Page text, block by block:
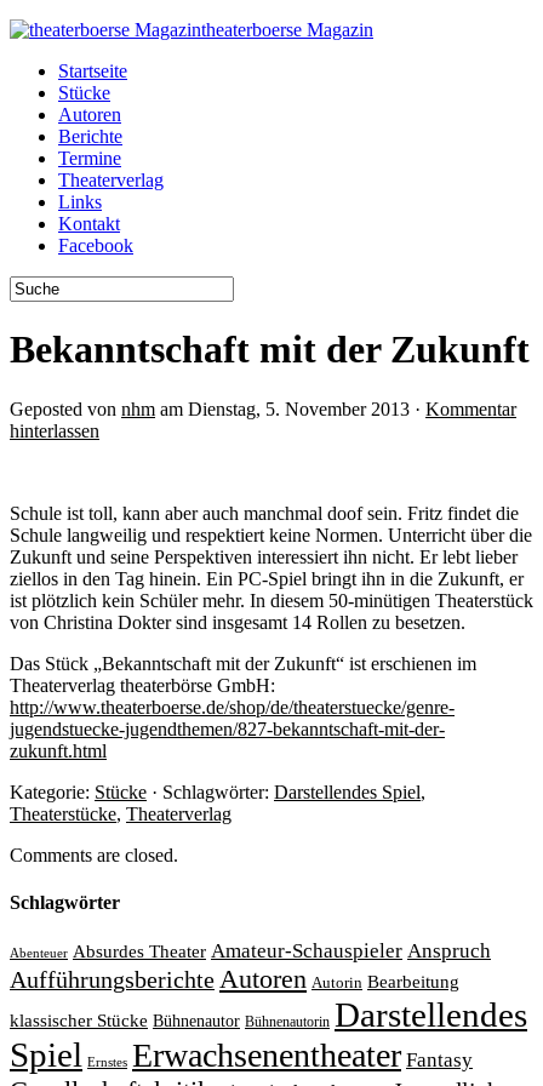
theaterboerse Magazin
Startseite
Stücke
Autoren
Berichte
Termine
Theaterverlag
Links
Kontakt
Facebook
Bekanntschaft mit der Zukunft
Geposted von nhm am Dienstag, 5. November 2013 · Kommentar
hinterlassen
Schule ist toll, kann aber auch manchmal doof sein. Fritz findet die
Schule langweilig und respektiert keine Normen. Unterricht über die
Zukunft und seine Perspektiven interessiert ihn nicht. Er lebt lieber
ziellos in den Tag hinein. Ein PC-Spiel bringt ihn in die Zukunft, er
ist plötzlich kein Schüler mehr. In diesem 50-minütigen Theaterstück
von Christina Dokter sind insgesamt 14 Rollen zu besetzen.
Das Stück „Bekanntschaft mit der Zukunft“ ist erschienen im
Theaterverlag theaterbörse GmbH:
http://www.theaterboerse.de/shop/de/theaterstuecke/genre-
jugendstuecke-jugendthemen/827-bekanntschaft-mit-der-
zukunft.html
Kategorie: Stücke · Schlagwörter: Darstellendes Spiel,
Theaterstücke, Theaterverlag
Comments are closed.
Schlagwörter
Abenteuer Absurdes Theater Amateur-Schauspieler Anspruch
AufführungsberichteAutoren Autorin Bearbeitung
klassischer Stücke Bühnenautor Bühnenautorin Darstellendes
Spiel Ernstes Erwachsenentheater Fantasy